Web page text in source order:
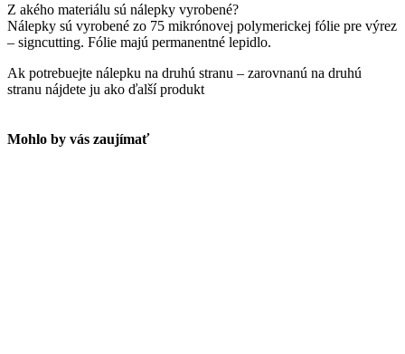
Z akého materiálu sú nálepky vyrobené?
Nálepky sú vyrobené zo 75 mikrónovej polymerickej fólie pre výrez
– signcutting. Fólie majú permanentné lepidlo.
Ak potrebuejte nálepku na druhú stranu – zarovnanú na druhú
stranu nájdete ju ako ďalší produkt
Mohlo by vás zaujímať